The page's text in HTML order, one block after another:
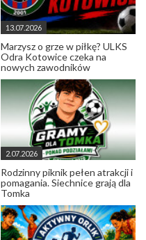
13.07.2026
Marzysz o grze w piłkę? ULKS
Odra Kotowice czeka na
nowych zawodników
2.07.2026
Rodzinny piknik pełen atrakcji i
pomagania. Siechnice grają dla
Tomka